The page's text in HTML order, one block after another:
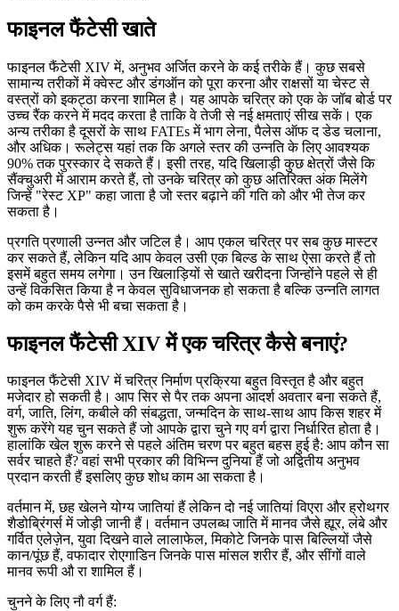
फाइनल फैंटेसी खाते
फाइनल फैंटेसी XIV में, अनुभव अर्जित करने के कई तरीके हैं। कुछ सबसे
सामान्य तरीकों में क्वेस्ट और डंगऑन को पूरा करना और राक्षसों या चेस्ट से
वस्त्रों को इकट्ठा करना शामिल है। यह आपके चरित्र को एक के जॉब बोर्ड पर
उच्च रैंक करने में मदद करता है ताकि वे तेजी से नई क्षमताएं सीख सकें। एक
अन्य तरीका है दूसरों के साथ FATEs में भाग लेना, पैलेस ऑफ द डेड चलाना,
और अधिक। रूलेट्स यहां तक कि अगले स्तर की उन्नति के लिए आवश्यक
90% तक पुरस्कार दे सकते हैं। इसी तरह, यदि खिलाड़ी कुछ क्षेत्रों जैसे कि
सैंक्चुअरी में आराम करते हैं, तो उनके चरित्र को कुछ अतिरिक्त अंक मिलेंगे
जिन्हें "रेस्ट XP" कहा जाता है जो स्तर बढ़ाने की गति को और भी तेज कर
सकता है।
प्रगति प्रणाली उन्नत और जटिल है। आप एकल चरित्र पर सब कुछ मास्टर
कर सकते हैं, लेकिन यदि आप केवल उसी एक बिल्ड के साथ ऐसा करते हैं तो
इसमें बहुत समय लगेगा। उन खिलाड़ियों से खाते खरीदना जिन्होंने पहले से ही
उन्हें विकसित किया है न केवल सुविधाजनक हो सकता है बल्कि उन्नति लागत
को कम करके पैसे भी बचा सकता है।
फाइनल फैंटेसी XIV में एक चरित्र कैसे बनाएं?
फाइनल फैंटेसी XIV में चरित्र निर्माण प्रक्रिया बहुत विस्तृत है और बहुत
मजेदार हो सकती है। आप सिर से पैर तक अपना आदर्श अवतार बना सकते हैं,
वर्ग, जाति, लिंग, कबीले की संबद्धता, जन्मदिन के साथ-साथ आप किस शहर में
शुरू करेंगे यह चुन सकते हैं जो आपके द्वारा चुने गए वर्ग द्वारा निर्धारित होता है।
हालांकि खेल शुरू करने से पहले अंतिम चरण पर बहुत बहस हुई है: आप कौन सा
सर्वर चाहते हैं? वहां सभी प्रकार की विभिन्न दुनिया हैं जो अद्वितीय अनुभव
प्रदान करती हैं इसलिए कुछ शोध काम आ सकता है।
वर्तमान में, छह खेलने योग्य जातियां हैं लेकिन दो नई जातियां विएरा और ह्रोथगर
शैडोब्रिंगर्स में जोड़ी जानी हैं। वर्तमान उपलब्ध जाति में मानव जैसे ह्यूर, लंबे और
गर्वित एलेज़ेन, युवा दिखने वाले लालाफेल, मिकोटे जिनके पास बिल्लियों जैसे
कान/पूंछ हैं, वफादार रोएगाडिन जिनके पास मांसल शरीर हैं, और सींगों वाले
मानव रूपी औ रा शामिल हैं।
चुनने के लिए नौ वर्ग हैं: